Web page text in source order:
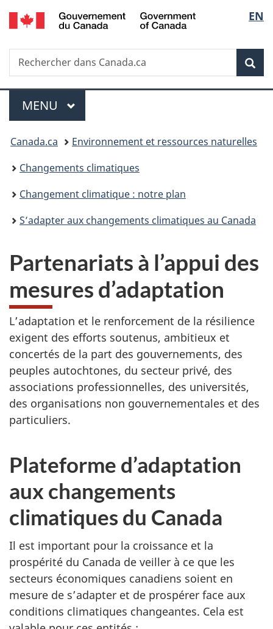
Passer
au
principal
Passer
à
Au
du
Passer
à
version
simplifiée
de
la
EN
Recherche
Rechercher
dans
Menu
MENU PRINCIPAL
Vous
êtes
ici :
Canada.ca
Environnement et ressources naturelles
Changements climatiques
Changement climatique : notre plan
S’adapter aux changements climatiques au Canada
Partenariats à l’appui des
mesures d’adaptation
L’adaptation et le renforcement de la résilience
exigent des efforts soutenus, ambitieux et
concertés de la part des gouvernements, des
peuples autochtones, du secteur privé, des
associations professionnelles, des universités,
des organisations non gouvernementales et des
particuliers.
Plateforme d’adaptation
aux changements
climatiques du Canada
Il est important pour la croissance et la
prospérité du Canada de veiller à ce que les
secteurs économiques canadiens soient en
mesure de s’adapter et de prospérer face aux
conditions climatiques changeantes. Cela est